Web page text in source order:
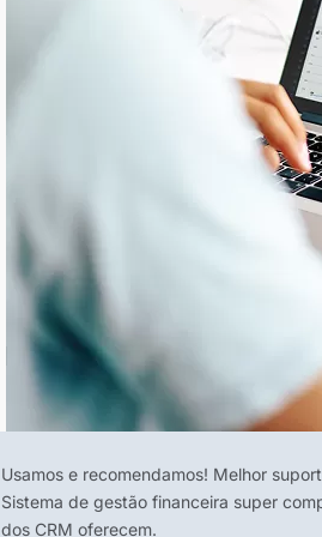
Usamos e recomendamos! Melhor
Sistema de gestão financeira super
dos CRM oferecem.